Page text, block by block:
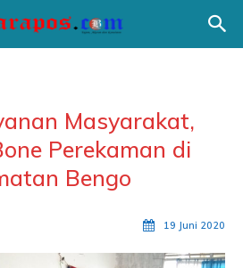
Masyarakat,
Perekaman di
Bengo
19 Juni 2020